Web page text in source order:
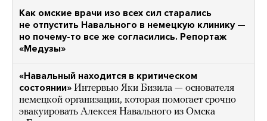
Как омские врачи изо всех сил старались
не отпустить Навального в немецкую клинику —
но почему-то все же согласились. Репортаж
«Медузы»
«Навальный находится в критическом
состоянии» Интервью Яки Бизила — основателя
немецкой организации, которая помогает срочно
эвакуировать Алексея Навального из Омска